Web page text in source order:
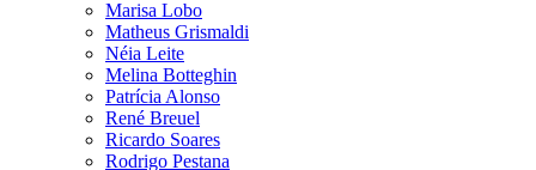
Marisa Lobo
Matheus Grismaldi
Néia Leite
Melina Botteghin
Patrícia Alonso
René Breuel
Ricardo Soares
Rodrigo Pestana